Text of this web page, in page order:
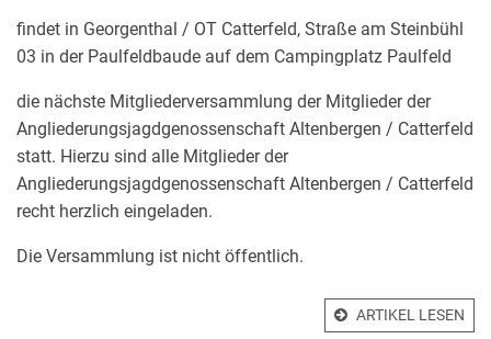
findet in Georgenthal / OT Catterfeld, Straße am Steinbühl
03 in der Paulfeldbaude auf dem Campingplatz Paulfeld
die nächste Mitgliederversammlung der Mitglieder der
Angliederungsjagdgenossenschaft Altenbergen / Catterfeld
statt. Hierzu sind alle Mitglieder der
Angliederungsjagdgenossenschaft Altenbergen / Catterfeld
recht herzlich eingeladen.
Die Versammlung ist nicht öffentlich.
ARTIKEL LESEN